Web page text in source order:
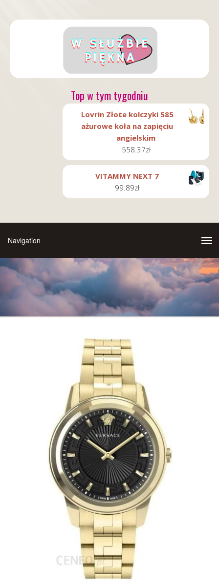
Top w tym tygodniu
Lovrin Złote kolczyki 585
ażurowe koła na zapięciu
angielskim
558.37zł
VITAMMY NEXT 7
99.89zł